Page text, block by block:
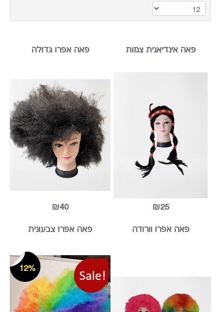
פאה אינדיאנית צמות
פאה אפרו וורודה פאה אפרו צבעונית